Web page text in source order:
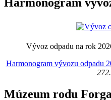
Harmonogram
Vývoz odpadu na rok
Harmonogram vývozu odpadu
Múzeum rodu